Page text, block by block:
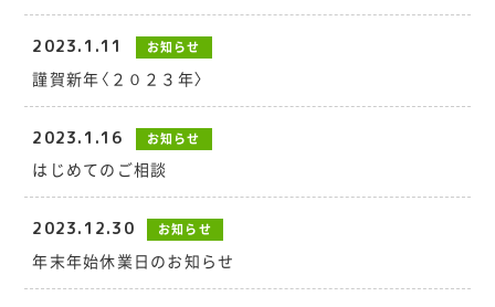
2023.1.11 お知らせ
謹賀新年〈２０２３年〉
2023.1.16 お知らせ
はじめてのご相談
2023.12.30 お知らせ
年末年始休業日のお知らせ